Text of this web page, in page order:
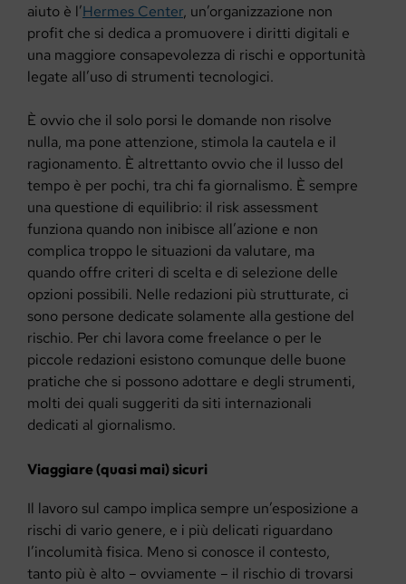
aiuto è l’Hermes Center, un’organizzazione non
profit che si dedica a promuovere i diritti digitali e
una maggiore consapevolezza di rischi e opportunità
legate all’uso di strumenti tecnologici.
È ovvio che il solo porsi le domande non risolve
nulla, ma pone attenzione, stimola la cautela e il
ragionamento. È altrettanto ovvio che il lusso del
tempo è per pochi, tra chi fa giornalismo. È sempre
una questione di equilibrio: il risk assessment
funziona quando non inibisce all’azione e non
complica troppo le situazioni da valutare, ma
quando offre criteri di scelta e di selezione delle
opzioni possibili. Nelle redazioni più strutturate, ci
sono persone dedicate solamente alla gestione del
rischio. Per chi lavora come freelance o per le
piccole redazioni esistono comunque delle buone
pratiche che si possono adottare e degli strumenti,
molti dei quali suggeriti da siti internazionali
dedicati al giornalismo.
Viaggiare (quasi mai) sicuri
Il lavoro sul campo implica sempre un’esposizione a
rischi di vario genere, e i più delicati riguardano
l’incolumità fisica. Meno si conosce il contesto,
tanto più è alto – ovviamente – il rischio di trovarsi